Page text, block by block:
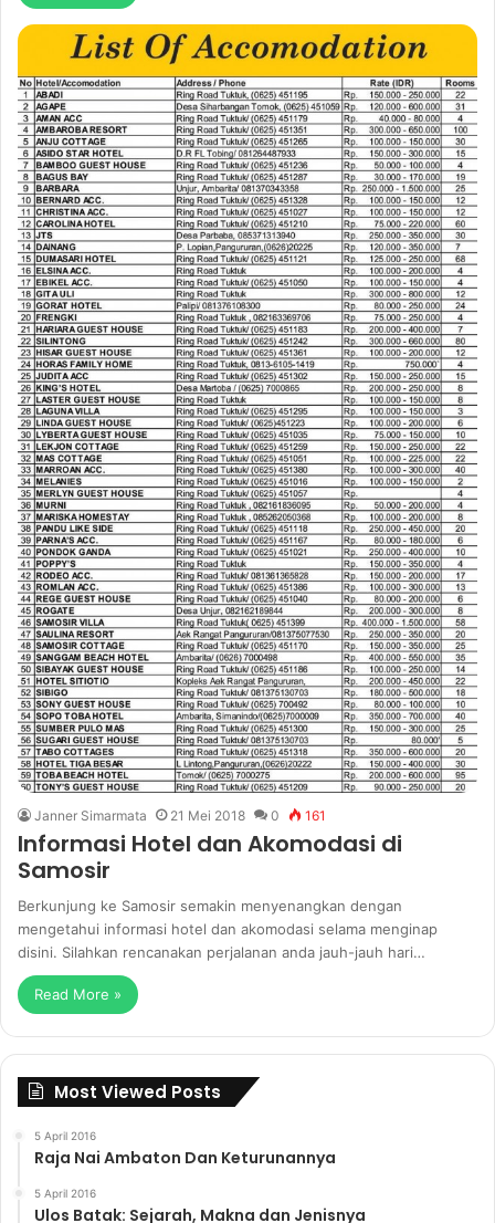
Janner Simarmata 21 Mei 2018 0 161
Informasi Hotel dan Akomodasi di
Samosir
Berkunjung ke Samosir semakin menyenangkan dengan
mengetahui informasi hotel dan akomodasi selama menginap
disini. Silahkan rencanakan perjalanan anda jauh-jauh hari…
Read More »
Most Viewed Posts
5 April 2016
Raja Nai Ambaton Dan Keturunannya
5 April 2016
Ulos Batak: Sejarah, Makna dan Jenisnya